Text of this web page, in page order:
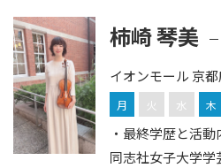
柿崎 琴美
イオンモール 京都
月 火 水 木
・最終学歴と活動
同志社女子大学学